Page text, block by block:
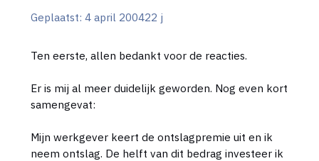
Geplaatst: 4 april 200422 j
Ten eerste, allen bedankt voor de reacties.
Er is mij al meer duidelijk geworden. Nog even kort
samengevat:
Mijn werkgever keert de ontslagpremie uit en ik
neem ontslag. De helft van dit bedrag investeer ik